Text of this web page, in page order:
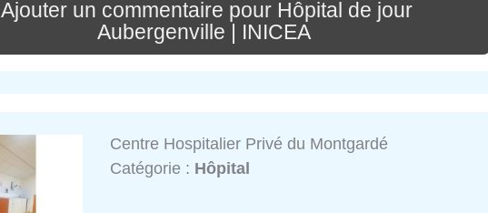
Ajouter un commentaire pour Hôpital de jour
Aubergenville | INICEA
Centre Hospitalier Privé du Montgardé
Catégorie : Hôpital